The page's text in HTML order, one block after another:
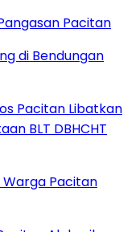
Pacitan
di Bendungan
Pacitan Libatkan
BLT DBHCHT
Warga Pacitan